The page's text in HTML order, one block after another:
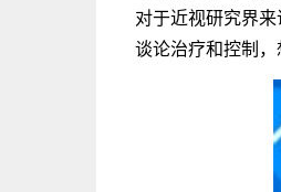
对于近视研究界
谈论治疗和控制